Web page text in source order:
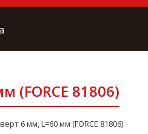
81806)
6 мм, L=60 мм (FORCE 81806)